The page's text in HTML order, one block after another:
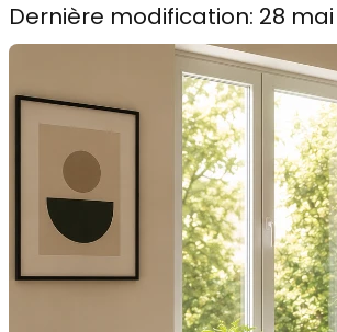
Dernière modification: 28 mai